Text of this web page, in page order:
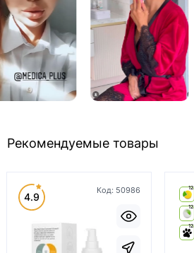
Рекомендуемые товары
Код: 50986
4.9
12
12
12